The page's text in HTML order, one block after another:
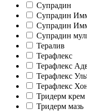
Супрадин
Супрадин
Супрадин
Супрадин
Тералив
Терафлекс
Терафлекс
Терафлекс
Терафлекс
Тридерм крем
Тридерм мазь